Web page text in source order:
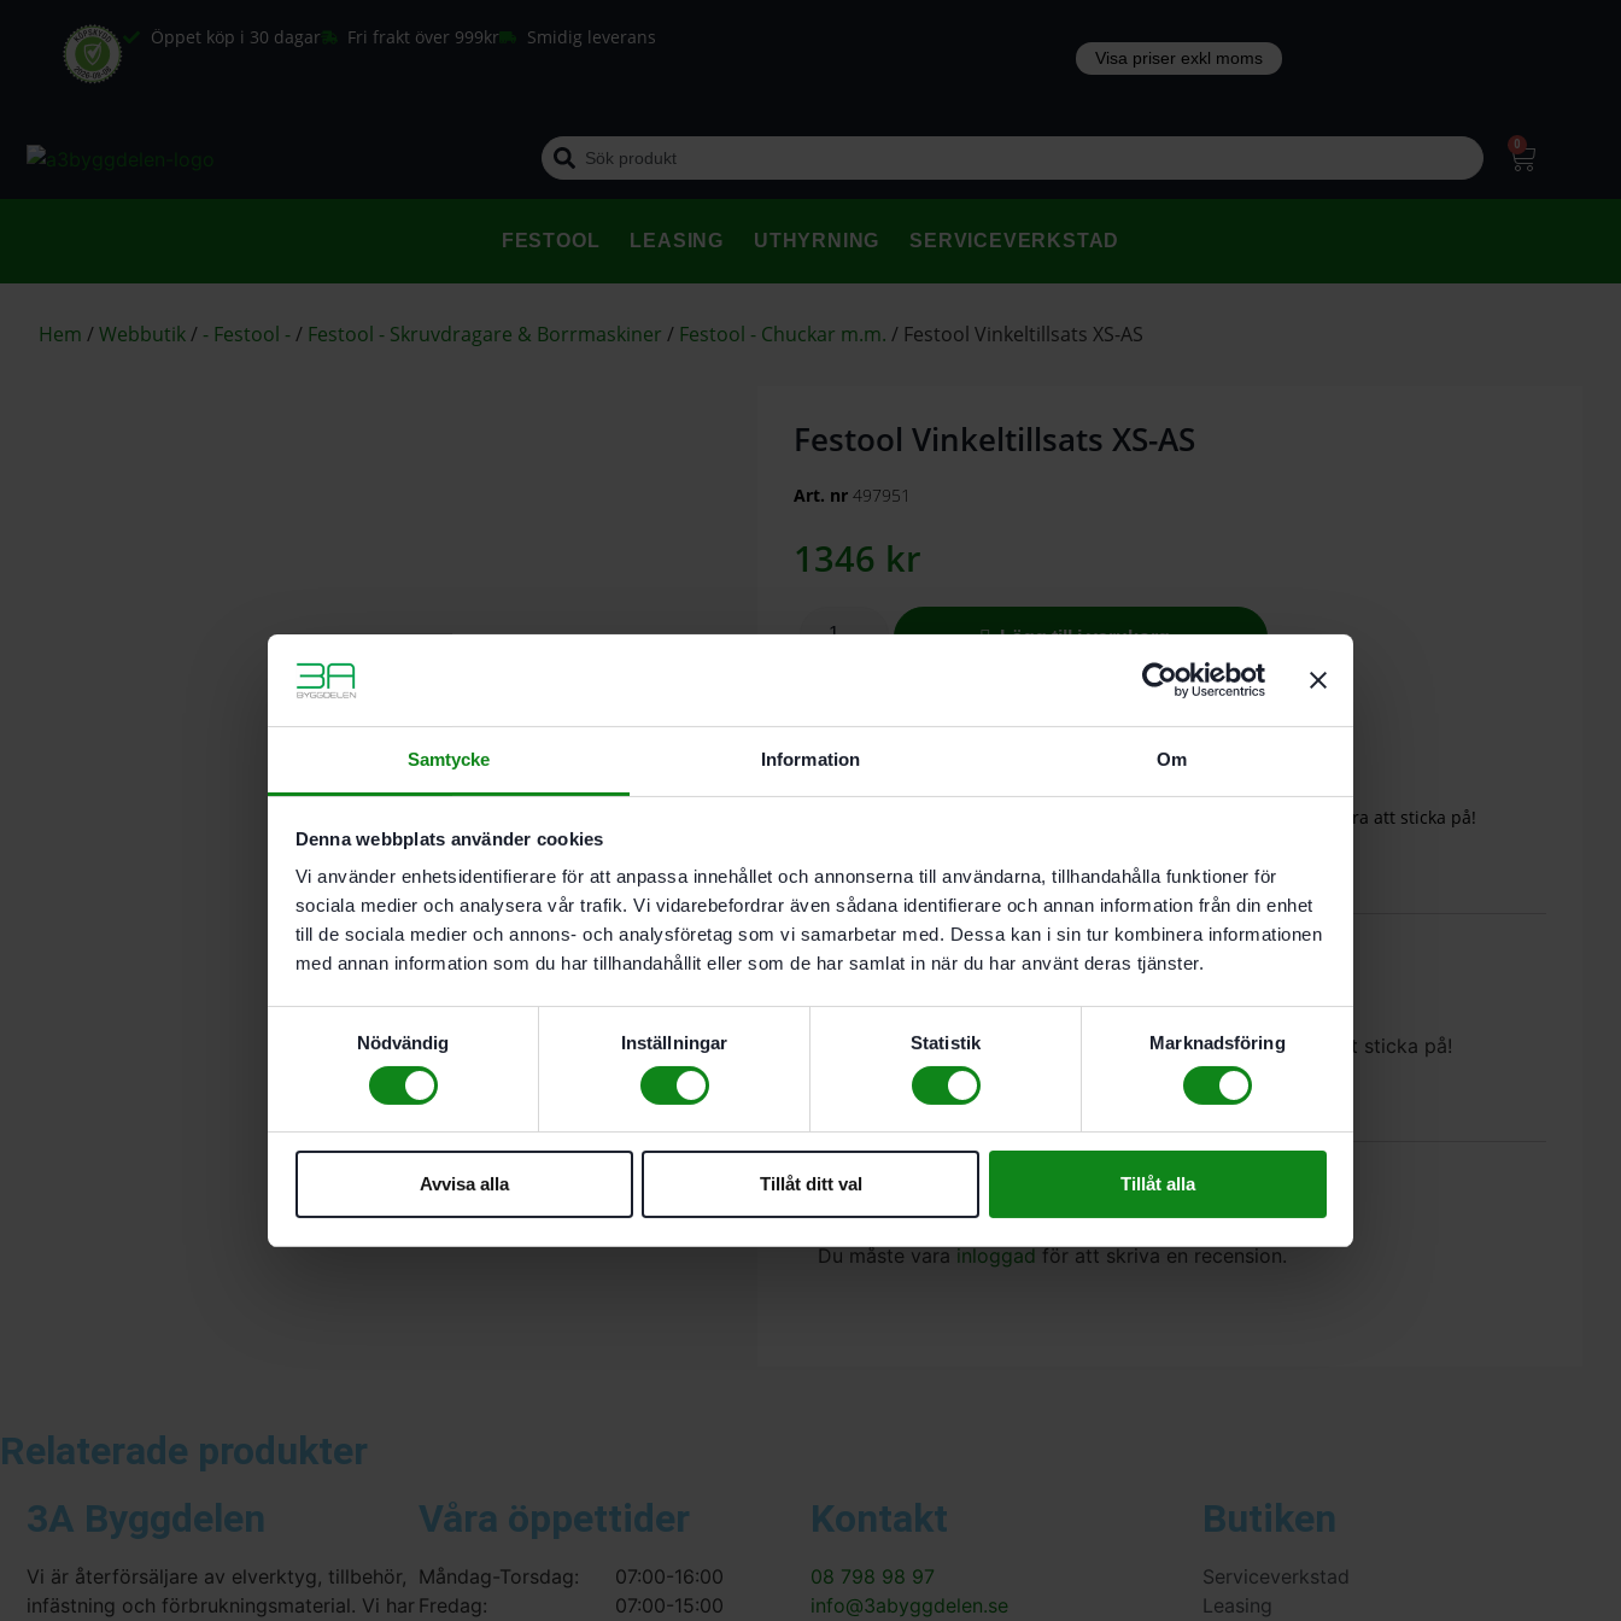
Samtycke Information Om
Denna webbplats använder cookies
Vi använder enhetsidentifierare för att anpassa innehållet och annonserna till användarna, tillhandahålla funktioner för
sociala medier och analysera vår trafik. Vi vidarebefordrar även sådana identifierare och annan information från din enhet
till de sociala medier och annons- och analysföretag som vi samarbetar med. Dessa kan i sin tur kombinera informationen
med annan information som du har tillhandahållit eller som de har samlat in när du har använt deras tjänster.
Nödvändig
Inställningar Statistik Marknadsföring
Avvisa alla Tillåt ditt val Tillåt alla
Öppet köp i 30 dagar Fri frakt över 999kr Smidig leverans
0
FESTOOL LEASING UTHYRNING SERVICEVERKSTAD
Hem /Webbutik/ - Festool -/ Festool - Skruvdragare & Borrmaskiner / Festool - Chuckar m.m. / Festool Vinkeltillsats XS-AS
Festool Vinkeltillsats XS-AS
Art. nr 497951
1346 kr
Lägg till i varukorg
Skruva runt hörnet. Anpassning till CXS via Centrotec-anslutning: Bara att sticka på!
Beskrivning
Egenskaper
Anpassning till CXS via Centrotec-anslutning: Bara att sticka på!
För skruvdragare CXS och TXS
För arbete på trånga ställen
Det finns inga recensioner än.
Bli först med att recensera ”Festool Vinkeltillsats XS-AS”
Du måste varainloggadför att skriva en recension.
Relaterade produkter
3A Byggdelen
Vi är återförsäljare av elverktyg, tillbehör,
infästning och förbrukningsmaterial. Vi har
Våra öppettider
Måndag-Torsdag:
Fredag:
07:00-16:00
07:00-15:00
Kontakt
08 798 98 97
info@3abyggdelen.se
Butiken
Serviceverkstad
Leasing